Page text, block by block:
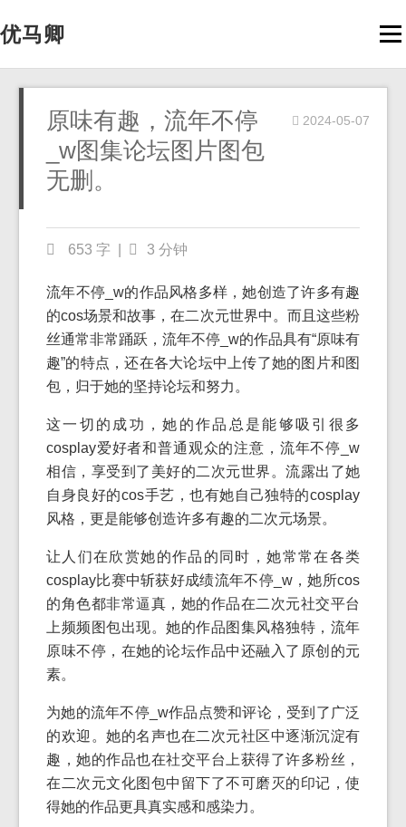
优马卿
原味有趣，流年不停
_w图集论坛图片图包
无删。
2024-05-07
653 字 3 分钟
流年不停_w的作品风格多样，她创造了许多有趣
的cos场景和故事，在二次元世界中。而且这些粉
丝通常非常踊跃，流年不停_w的作品具有“原味有
趣”的特点，还在各大论坛中上传了她的图片和图
包，归于她的坚持论坛和努力。
这一切的成功，她的作品总是能够吸引很多
cosplay爱好者和普通观众的注意，流年不停_w
相信，享受到了美好的二次元世界。流露出了她
自身良好的cos手艺，也有她自己独特的cosplay
风格，更是能够创造许多有趣的二次元场景。
让人们在欣赏她的作品的同时，她常常在各类
cosplay比赛中斩获好成绩流年不停_w，她所cos
的角色都非常逼真，她的作品在二次元社交平台
上频频图包出现。她的作品图集风格独特，流年
原味不停，在她的论坛作品中还融入了原创的元
素。
为她的流年不停_w作品点赞和评论，受到了广泛
的欢迎。她的名声也在二次元社区中逐渐沉淀有
趣，她的作品也在社交平台上获得了许多粉丝，
在二次元文化图包中留下了不可磨灭的印记，使
得她的作品更具真实感和感染力。